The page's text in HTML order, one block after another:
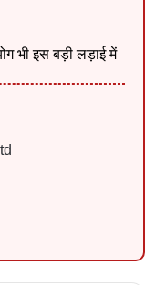
भी इस बड़ी लड़ाई में